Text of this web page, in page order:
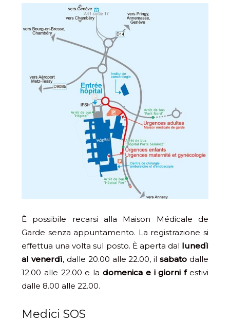
È possibile recarsi alla Maison Médicale de
Garde senza appuntamento. La registrazione si
effettua una volta sul posto. È aperta dal lunedì
al venerdì, dalle 20.00 alle 22.00, ilsabato dalle
12.00 alle 22.00 e la domenica e i giorni festivi
dalle 8.00 alle 22.00.
Medici SOS